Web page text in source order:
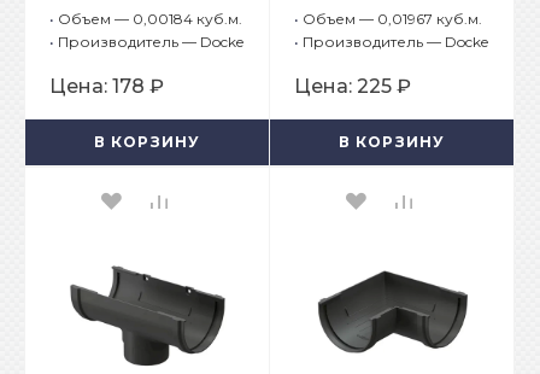
гайкой водостока
Docke Premium
• Объем — 0,00184 куб.м.
• Производитель — Docke
Цена: 178 ₽
В КОРЗИНУ
водостока Docke
Premium Графит
• Объем — 0,01967 куб.м.
• Производитель — Docke
Цена: 225 ₽
В КОРЗИНУ